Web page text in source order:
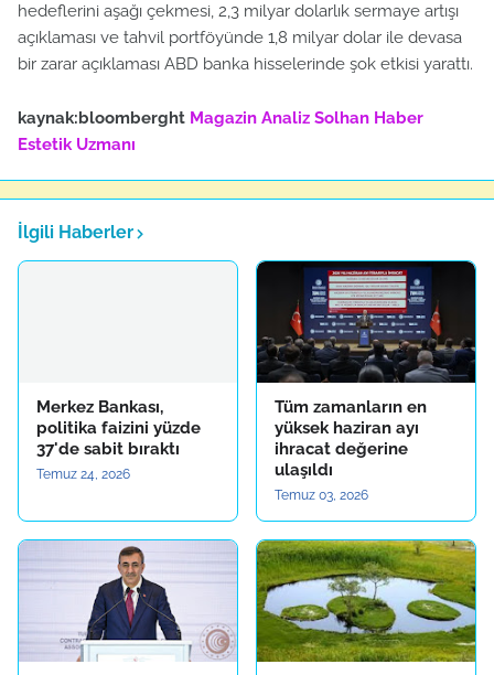
hedeflerini aşağı çekmesi, 2,3 milyar dolarlık sermaye artışı
açıklaması ve tahvil portföyünde 1,8 milyar dolar ile devasa
bir zarar açıklaması ABD banka hisselerinde şok etkisi yarattı.
kaynak:bloomberght Magazin Analiz Solhan Haber
Estetik Uzmanı
İlgili Haberler
Merkez Bankası,
politika faizini yüzde
37'de sabit bıraktı
Temuz 24, 2026
Tüm zamanların en
yüksek haziran ayı
ihracat değerine
ulaşıldı
Temuz 03, 2026